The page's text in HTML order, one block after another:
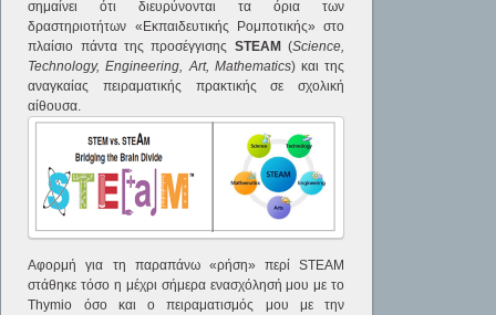
σημαίνει ότι διευρύνονται τα όρια των
δραστηριοτήτων «Εκπαιδευτικής Ρομποτικής» στο
πλαίσιο πάντα της προσέγγισης STEAM(Science,
Technology, Engineering, Art, Mathematics) και της
αναγκαίας πειραματικής πρακτικής σε σχολική
αίθουσα.
Αφορμή για τη παραπάνω «ρήση» περί STEAM
στάθηκε τόσο η μέχρι σήμερα ενασχόλησή μου με το
Thymio όσο και ο πειραματισμός μου με την